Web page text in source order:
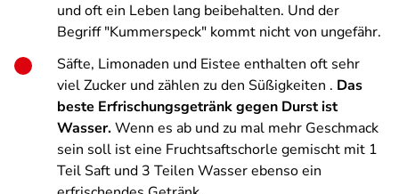
und oft ein Leben lang beibehalten. Und der
Begriff "Kummerspeck" kommt nicht von ungefähr.
Säfte, Limonaden und Eistee enthalten oft sehr
viel Zucker und zählen zu den Süßigkeiten . Das
beste Erfrischungsgetränk gegen Durst ist
Wasser.Wenn es ab und zu mal mehr Geschmack
sein soll ist eine Fruchtsaftschorle gemischt mit 1
Teil Saft und 3 Teilen Wasser ebenso ein